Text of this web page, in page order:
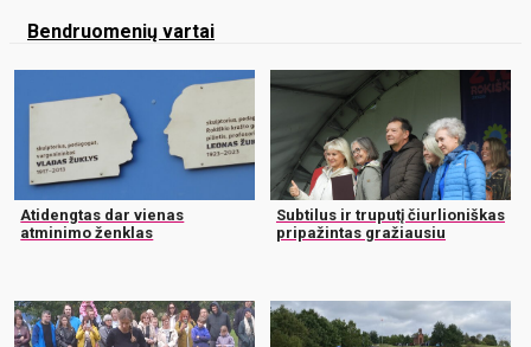
Bendruomenių vartai
Atidengtas dar vienas
atminimo ženklas
Subtilus ir truputį čiurlioniškas
pripažintas gražiausiu